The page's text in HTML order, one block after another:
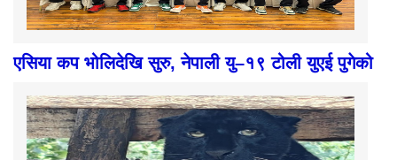
एसिया कप भोलिदेखि सुरु, नेपाली यु–१९ टोली युएई पुगेको